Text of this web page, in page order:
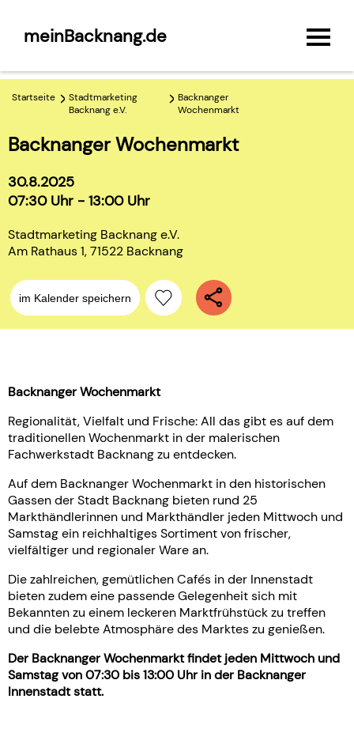
meinBacknang.de
Startseite
Stadtmarketing
Backnang e.V.
Backnanger
Wochenmarkt
Backnanger Wochenmarkt
30.8.2025
07:30 Uhr - 13:00 Uhr
Stadtmarketing Backnang e.V.
Am Rathaus 1, 71522 Backnang
im Kalender speichern
Backnanger Wochenmarkt
Regionalität, Vielfalt und Frische: All das gibt es auf dem
traditionellen Wochenmarkt in der malerischen
Fachwerkstadt Backnang zu entdecken.
Auf dem Backnanger Wochenmarkt in den historischen
Gassen der Stadt Backnang bieten rund 25
Markthändlerinnen und Markthändler jeden Mittwoch und
Samstag ein reichhaltiges Sortiment von frischer,
vielfältiger und regionaler Ware an.
Die zahlreichen, gemütlichen Cafés in der Innenstadt
bieten zudem eine passende Gelegenheit sich mit
Bekannten zu einem leckeren Marktfrühstück zu treffen
und die belebte Atmosphäre des Marktes zu genießen.
Der Backnanger Wochenmarkt findet jeden Mittwoch und
Samstag von 07:30 bis 13:00 Uhr in der Backnanger
Innenstadt statt.